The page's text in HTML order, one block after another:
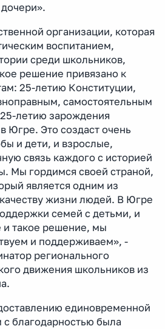
организации, которая
воспитанием,
среди школьников,
решение привязано к
25-летию Конституции,
самостоятельным
летию зарождения
Югре. Это создаст очень
и дети, и взрослые,
связь каждого с историей
Мы гордимся своей страной,
является одним из
жизни людей. В Югре
семей с детьми, и
и такое решение, мы
и поддерживаем», -
регионального
движения школьников из
единовременной
благодарностью была